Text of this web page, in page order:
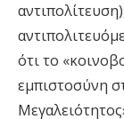
ότι το
εμπιστοσύνη